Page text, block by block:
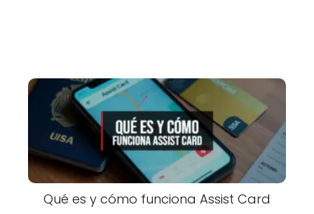
Qué es y cómo funciona Assist Card